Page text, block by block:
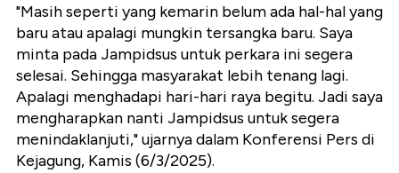
"Masih seperti yang kemarin belum ada hal-hal yang
baru atau apalagi mungkin tersangka baru. Saya
minta pada Jampidsus untuk perkara ini segera
selesai. Sehingga masyarakat lebih tenang lagi.
Apalagi menghadapi hari-hari raya begitu. Jadi saya
mengharapkan nanti Jampidsus untuk segera
menindaklanjuti," ujarnya dalam Konferensi Pers di
Kejagung, Kamis (6/3/2025).